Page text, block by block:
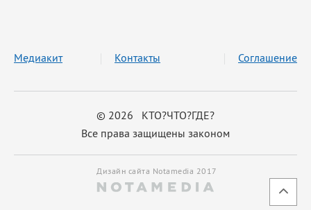
© 2026 КТО?ЧТО?ГДЕ?
Все права защищены законом
Медиакит Контакты Соглашение
Дизайн сайта Notamedia 2017